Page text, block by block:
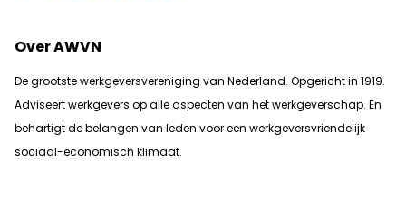
Over AWVN
De grootste werkgeversvereniging van Nederland. Opgericht in 1919.
Adviseert werkgevers op alle aspecten van het werkgeverschap. En
behartigt de belangen van leden voor een werkgeversvriendelijk
sociaal-economisch klimaat.